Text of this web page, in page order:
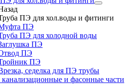
ПЭ для хол.воды и фитинги
ПЭ
ПЭ для холодной воды
ПЭ
ПЭ
ПЭ
седелка для ПЭ трубы
и фасонные части